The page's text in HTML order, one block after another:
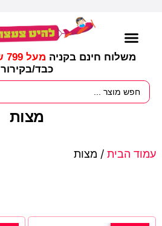
משלוח חינם בקניה מעל 799 ש"ח
כבד/בקירור
מצות
עמוד הבית / מצות